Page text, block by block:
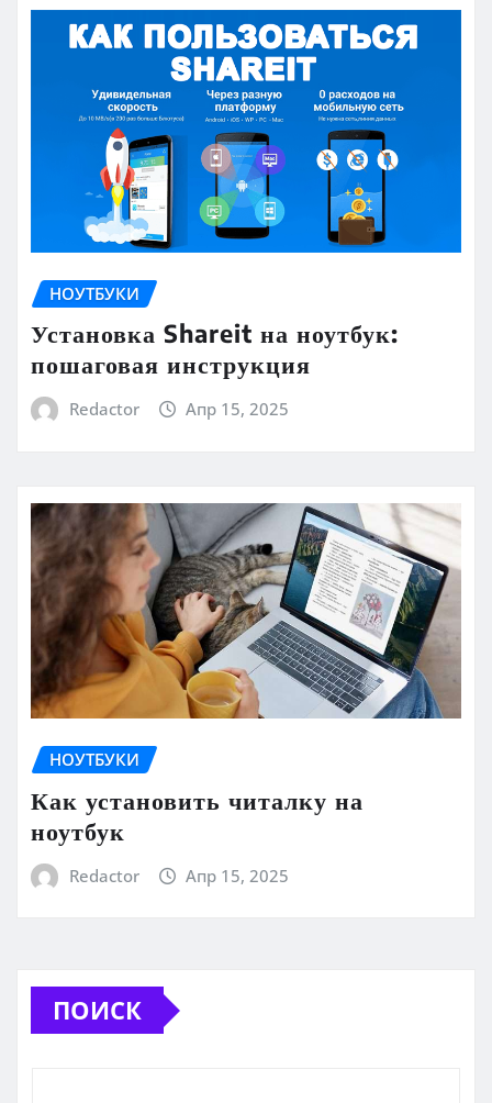
НОУТБУКИ
Установка Shareit на ноутбук:
пошаговая инструкция
Redactor Апр 15, 2025
НОУТБУКИ
Как установить читалку на
ноутбук
Redactor Апр 15, 2025
ПОИСК